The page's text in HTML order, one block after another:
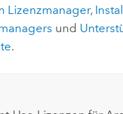
Lizenzmanager,
und
.